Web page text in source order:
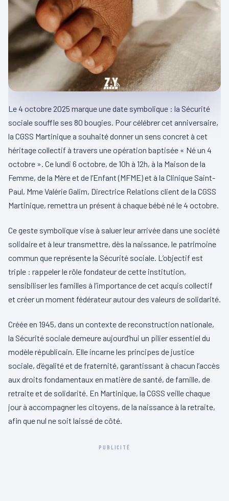
Le 4 octobre 2025 marque une date symbolique : la Sécurité
sociale souffle ses 80 bougies. Pour célébrer cet anniversaire,
la CGSS Martinique a souhaité donner un sens concret à cet
héritage collectif à travers une opération baptisée « Né un 4
octobre ». Ce lundi 6 octobre, de 10h à 12h, à la Maison de la
Femme, de la Mère et de l’Enfant (MFME) et à la Clinique Saint-
Paul, Mme Valérie Galim, Directrice Relations client de la CGSS
Martinique, remettra un présent à chaque bébé né le 4 octobre.
Ce geste symbolique vise à saluer leur arrivée dans une société
solidaire et à leur transmettre, dès la naissance, le patrimoine
commun que représente la Sécurité sociale. L’objectif est
triple : rappeler le rôle fondateur de cette institution,
sensibiliser les familles à l’importance de cet acquis collectif
et créer un moment fédérateur autour des valeurs de solidarité.
Créée en 1945, dans un contexte de reconstruction nationale,
la Sécurité sociale demeure aujourd’hui un pilier essentiel du
modèle républicain. Elle incarne les principes de justice
sociale, d’égalité et de fraternité, garantissant à chacun l’accès
aux droits fondamentaux en matière de santé, de famille, de
retraite et de solidarité. En Martinique, la CGSS veille chaque
jour à accompagner les citoyens, de la naissance à la retraite,
afin que nul ne soit laissé de côté.
PUBLICITÉ